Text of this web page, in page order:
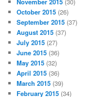
November 2015 (30)
October 2015 (26)
September 2015 (37)
August 2015 (37)
July 2015 (27)
June 2015 (36)
May 2015 (32)
April 2015 (36)
March 2015 (39)
February 2015 (34)